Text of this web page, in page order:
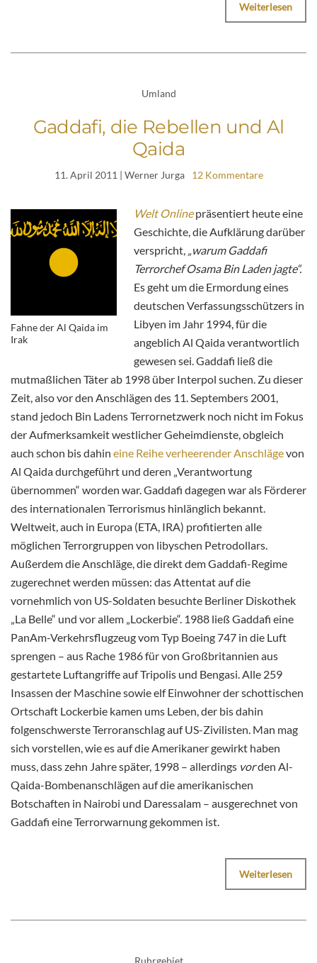
Weiterlesen
Umland
Gaddafi, die Rebellen und Al
Qaida
11. April 2011 | Werner Jurga 12 Kommentare
Fahne der Al Qaida im
Irak
Welt Online präsentiert heute eine
Geschichte, die Aufklärung darüber
verspricht, „warum Gaddafi
Terrorchef Osama Bin Laden jagte“.
Es geht um die Ermordung eines
deutschen Verfassungsschützers in
Libyen im Jahr 1994, für die
angeblich Al Qaida verantwortlich
gewesen sei. Gaddafi ließ die
mutmaßlichen Täter ab 1998 über Interpol suchen. Zu dieser
Zeit, also vor den Anschlägen des 11. Septembers 2001,
stand jedoch Bin Ladens Terrornetzwerk noch nicht im Fokus
der Aufmerksamkeit westlicher Geheimdienste, obgleich
auch schon bis dahin eine Reihe verheerender Anschlägevon
Al Qaida durchgeführt und deren „Verantwortung
übernommen“ worden war. Gaddafi dagegen war als Förderer
des internationalen Terrorismus hinlänglich bekannt.
Weltweit, auch in Europa (ETA, IRA) profitierten alle
möglichen Terrorgruppen von libyschen Petrodollars.
Außerdem die Anschläge, die direkt dem Gaddafi-Regime
zugerechnet werden müssen: das Attentat auf die
vornehmlich von US-Soldaten besuchte Berliner Diskothek
„La Belle“ und vor allem „Lockerbie“. 1988 ließ Gaddafi eine
PanAm-Verkehrsflugzeug vom Typ Boeing 747 in die Luft
sprengen – aus Rache 1986 für von Großbritannien aus
gestartete Luftangriffe auf Tripolis und Bengasi. Alle 259
Insassen der Maschine sowie elf Einwohner der schottischen
Ortschaft Lockerbie kamen ums Leben, der bis dahin
folgenschwerste Terroranschlag auf US-Zivilisten. Man mag
sich vorstellen, wie es auf die Amerikaner gewirkt haben
muss, dass zehn Jahre später, 1998 – allerdings vorden Al-
Qaida-Bombenanschlägen auf die amerikanischen
Botschaften in Nairobi und Daressalam – ausgerechnet von
Gaddafi eine Terrorwarnung gekommen ist.
Weiterlesen
Ruhrgebiet